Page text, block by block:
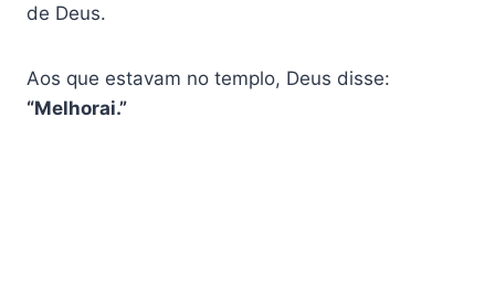
de Deus.
Aos que estavam no templo, Deus disse:
“Melhorai.”